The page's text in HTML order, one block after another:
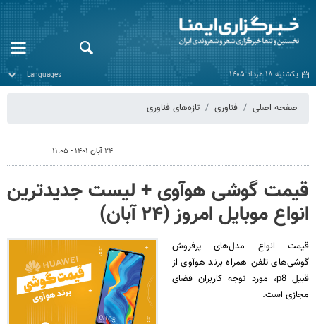
یکشنبه ۱۸ مرداد ۱۴۰۵
صفحه اصلی فناوری تازه‌های فناوری
۲۴ آبان ۱۴۰۱ - ۱۱:۰۵
قیمت گوشی هوآوی + لیست جدیدترین
انواع موبایل امروز (۲۴ آبان)
قیمت انواع مدل‌های پرفروش
گوشی‌های تلفن‌ همراه برند هوآوی از
قبیل p8، مورد توجه کاربران فضای
مجازی است.